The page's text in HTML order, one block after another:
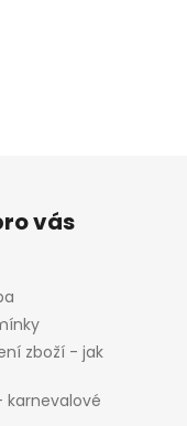
vás
zboží - jak
karnevalové